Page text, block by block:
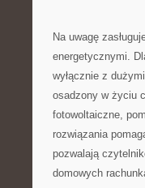
Na uwagę
energetycznymi.
wyłącznie z
osadzony w życiu
fotowoltaiczne,
rozwiązania
pozwalają
domowych